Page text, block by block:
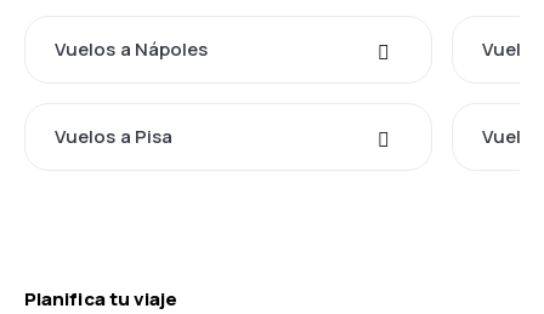
Vuelos a Nápoles
Vuelos a Pisa
Planifica tu viaje